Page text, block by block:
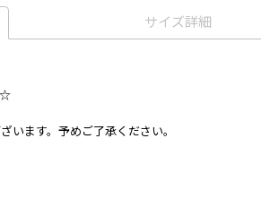
サイズ詳細
☆
ます。予めご了承ください。